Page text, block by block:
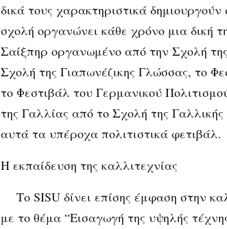
δικά τους χαρακτηριστικά
σχολή οργανώνει κάθε χρόνο μια δική
Σαίξπηρ οργανωμένο από την Σχολή
Σχολή της Γιαπωνέζικης Γλώσσας, το
το Φεστιβάλ του Γερμανικού
της Γαλλίας από το Σχολή της
αυτά τα υπέροχα πολιτιστικά φετιβάλ.
Η εκπαίδευση της καλλιτεχνίας
Το SISU δίνει επίσης έμφαση στην
με το θέμα “Εισαγωγή της υψηλής